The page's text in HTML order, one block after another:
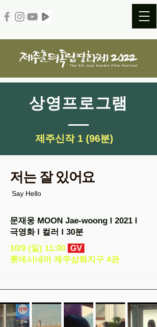
​상영프로그램
​제주신작 1 (96분)
저는 잘 있어요
Say Hello
문재웅 MOON Jae-woong l 2021 l
극영화 l 컬러 l 30분
10/9 (일) 11:00 GV
롯데시네마 제주삼화지구 4관